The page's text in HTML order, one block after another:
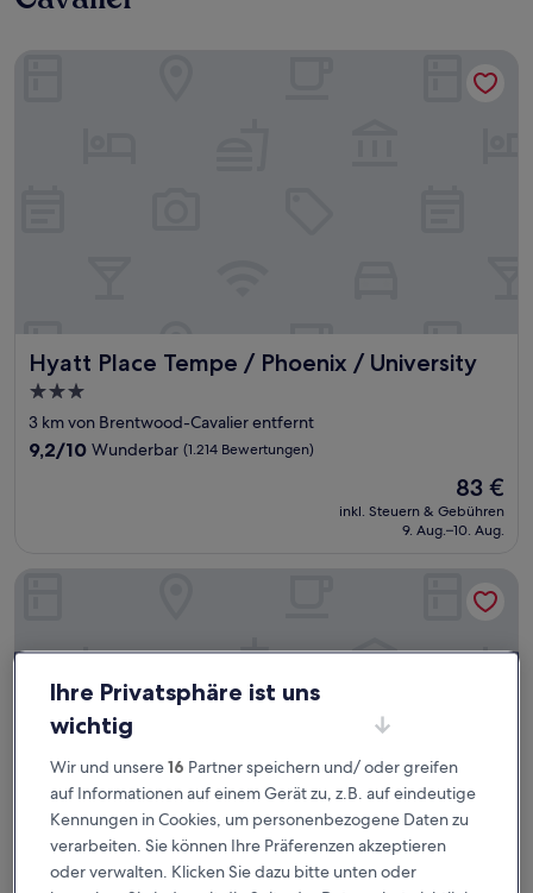
Hyatt Place Tempe / Phoenix / University
Hyatt Place Tempe / Phoenix / University
3.0-
Sterne-
Unterkunft
3 km von Brentwood-Cavalier entfernt
9.2
9,2/10 Wunderbar (1.214 Bewertungen)
Der
Preis
beträgt
83 €
inkl. Steuern & Gebühren
9. Aug.–10. Aug.
Hampton Inn & Suites Tempe/Phoenix
Hampton Inn & Suites Tempe/Phoenix Airport, AZ
Hampton Inn & Suites Tempe/Phoenix Airport, AZ
Ihre Privatsphäre ist uns
wichtig
Wir und unsere16 Partner speichern und/ oder greifen
auf Informationen auf einem Gerät zu, z.B. auf eindeutige
Kennungen in Cookies, um personenbezogene Daten zu
verarbeiten. Sie können Ihre Präferenzen akzeptieren
oder verwalten. Klicken Sie dazu bitte unten oder